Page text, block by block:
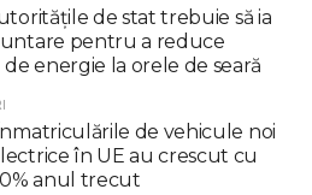
de stat trebuie să ia
pentru a reduce
energie la orele de seară
de vehicule noi
în UE au crescut cu
anul trecut